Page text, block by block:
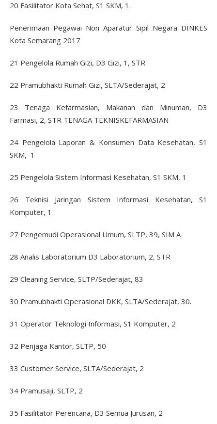
20 Fasilitator Kota Sehat, S1 SKM, 1.
Penerimaan Pegawai Non Aparatur Sipil Negara DINKES
Kota Semarang 2017
21 Pengelola Rumah Gizi, D3 Gizi, 1, STR
22 Pramubhakti Rumah Gizi, SLTA/Sederajat, 2
23 Tenaga Kefarmasian, Makanan dan Minuman, D3
Farmasi, 2, STR TENAGA TEKNISKEFARMASIAN
24 Pengelola Laporan & Konsumen Data Kesehatan, S1
SKM, 1
25 Pengelola Sistem Informasi Kesehatan, S1 SKM, 1
26 Teknisi Jaringan Sistem Informasi Kesehatan, S1
Komputer, 1
27 Pengemudi Operasional Umum, SLTP, 39, SIM A
28 Analis Laboratorium D3 Laboratorium, 2, STR
29 Cleaning Service, SLTP/Sederajat, 83
30 Pramubhakti Operasional DKK, SLTA/Sederajat, 30.
31 Operator Teknologi Informasi, S1 Komputer, 2
32 Penjaga Kantor, SLTP, 50
33 Customer Service, SLTA/Sederajat, 2
34 Pramusaji, SLTP, 2
35 Fasilitator Perencana, D3 Semua Jurusan, 2